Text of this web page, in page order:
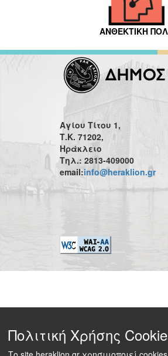
ΑΝΘΕΚΤΙΚΗ
Αγίου Τίτου 1,
Τ.Κ. 71202,
Ηράκλειο
Τηλ.: 2813-409000
email:info@heraklion.gr
Πολιτική Χρήσης